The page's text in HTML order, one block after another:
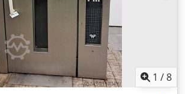
1 /8